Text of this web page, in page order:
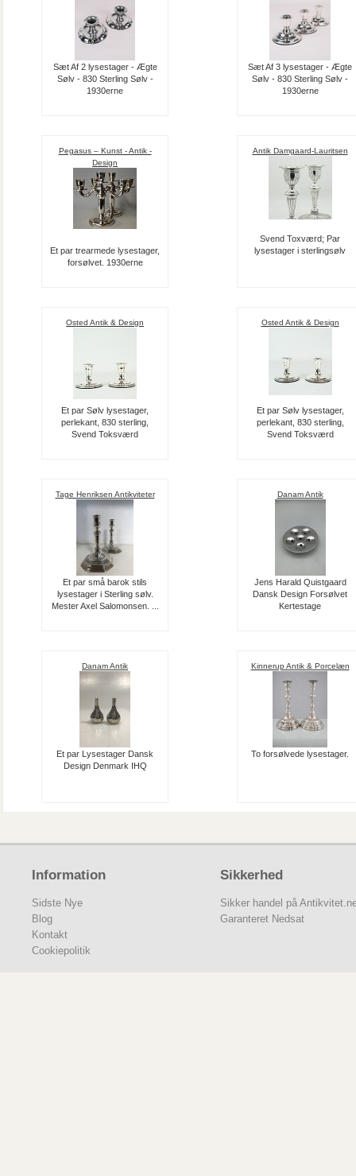
Sæt Af 2 lysestager - Ægte
Sølv - 830 Sterling Sølv -
1930erne
Sæt Af 3 lysestager - Ægte
Sølv - 830 Sterling Sølv -
1930erne
Pegasus – Kunst - Antik -
Design
Et par trearmede lysestager,
forsølvet. 1930erne
Antik Damgaard-Lauritsen
Svend Toxværd; Par
lysestager i sterlingsølv
Osted Antik & Design
Et par Sølv lysestager,
perlekant, 830 sterling,
Svend Toksværd
Osted Antik & Design
Et par Sølv lysestager,
perlekant, 830 sterling,
Svend Toksværd
Tage Henriksen Antikviteter
Et par små barok stils
lysestager i Sterling sølv.
Mester Axel Salomonsen. ...
Danam Antik
Jens Harald Quistgaard
Dansk Design Forsølvet
Kertestage
Danam Antik
Et par Lysestager Dansk
Design Denmark IHQ
Kinnerup Antik & Porcelæn
To forsølvede lysestager.
Information
Sidste Nye
Blog
Kontakt
Cookiepolitik
Sikkerhed
Sikker handel på
Garanteret Nedsat